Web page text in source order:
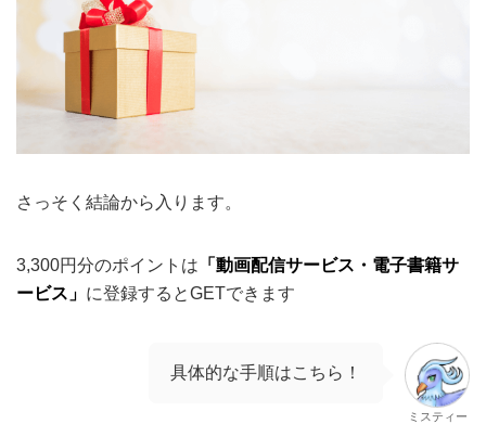
さっそく結論から入ります。
3,300円分のポイントは 「動画配信サービス・ 電子書籍サ
ービス」 に登録するとGETできます
具体的な手順はこちら！
ミスティー